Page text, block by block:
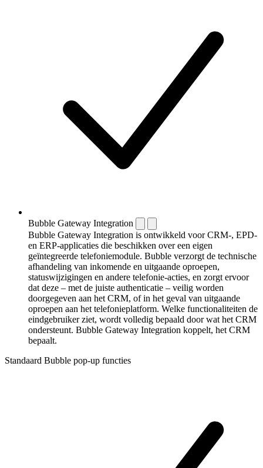
Bubble Gateway Integration
Bubble Gateway Integration is ontwikkeld voor CRM-, EPD-
en ERP-applicaties die beschikken over een eigen
geïntegreerde telefoniemodule. Bubble verzorgt de technische
afhandeling van inkomende en uitgaande oproepen,
statuswijzigingen en andere telefonie-acties, en zorgt ervoor
dat deze – met de juiste authenticatie – veilig worden
doorgegeven aan het CRM, of in het geval van uitgaande
oproepen aan het telefonieplatform. Welke functionaliteiten de
eindgebruiker ziet, wordt volledig bepaald door wat het CRM
ondersteunt. Bubble Gateway Integration koppelt, het CRM
bepaalt.
Standaard Bubble pop-up functies